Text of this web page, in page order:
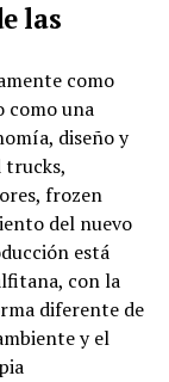
las
como
como una
diseño y
trucks,
frozen
del nuevo
está
con la
diferente de
y el